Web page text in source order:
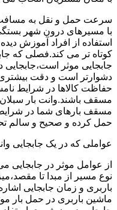
سرعت حمل و نقل به مسافت
با مسیرهای درون شهر
استفاده از افراد آموزش
کوتاه تر می کند.فصلی که
جابجایی موثر
دشوارتر است و دقت
حفاظت کالاها در شرایط
مسقف باشند.وانت بار سبلان
مسقف بارهای شما در
حمل کرده و صحیح و سالم
عواملی که در یک جابجایی
از عوامل موثر در جابجایی
نوع مسیر از مبدا تا
باربری و زمان جابجایی
ماشین باربری در حمل بار